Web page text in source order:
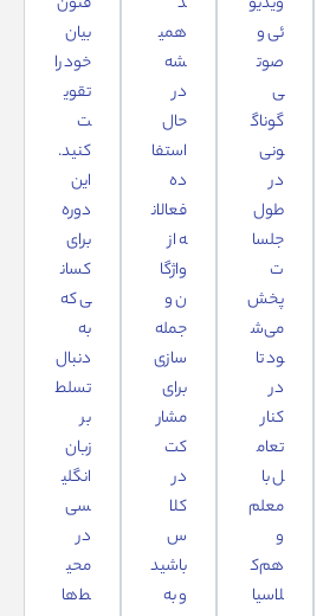
ئی و
صوت
ی
گوناگ
ونی
در
طول
جلسا
ت
پخش
می‌ش
ود تا
در
کنار
تعام
ل با
معلم
و
هم‌ک
لاسیا
همی
شه
در
حال
استفا
ده
فعالان
ه از
واژگا
ن و
جمله‌
سازی
برای
مشار
کت
در
کلا
س
باشید
و به
بیان
خود را
تقوی
ت
کنید.
این
دوره
برای
کسان
ی که
به
دنبال
تسلط
بر
زبان
انگلی
سی
در
محی
ط‌ها